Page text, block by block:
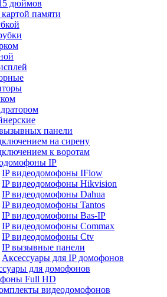
дюймов
памяти
панели
на сирену
к воротам
IP
IP видеодомофоны IFlow
IP видеодомофоны Hikvision
IP видеодомофоны Dahua
IP видеодомофоны Tantos
IP видеодомофоны Bas-IP
IP видеодомофоны Commax
IP видеодомофоны Ctv
IP вызывные панели
Аксессуары для IP домофонов
для домофонов
Full HD
видеодомофонов